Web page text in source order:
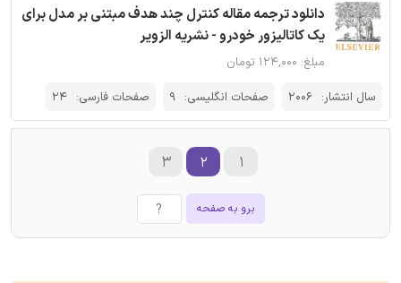
دانلود ترجمه مقاله کنترل چند هدف مبتنی بر مدل برای
یک کاتالیزور خودرو - نشریه الزویر
مبلغ: ۱۲۴,۰۰۰ تومان
سال انتشار: 2006 صفحات انگلیسی: 9 صفحات فارسی: 24
برو به صفحه
۱ ۲ ۳